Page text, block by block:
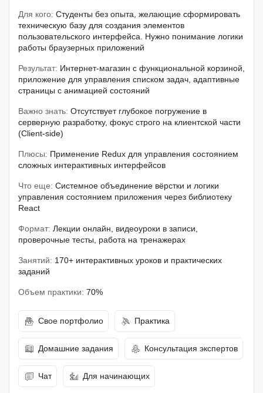
Для кого: Студенты без опыта, желающие сформировать
техническую базу для создания элементов
пользовательского интерфейса. Нужно понимание логики
работы браузерных приложений
Результат: Интернет-магазин с функциональной корзиной,
приложение для управления списком задач, адаптивные
страницы с анимацией состояний
Важно знать: Отсутствует глубокое погружение в
серверную разработку, фокус строго на клиентской части
(Client-side)
Плюсы: Применение Redux для управления состоянием
сложных интерактивных интерфейсов
Что еще: Системное объединение вёрстки и логики
управления состоянием приложения через библиотеку
React
Формат: Лекции онлайн, видеоуроки в записи,
проверочные тесты, работа на тренажерах
Занятий: 170+ интерактивных уроков и практических
заданий
Объем практики: 70%
Свое портфолио Практика
Домашние задания Консультация экспертов
Чат Для начинающих